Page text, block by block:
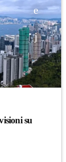
su